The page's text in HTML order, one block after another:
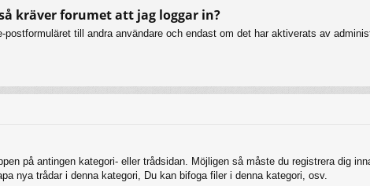
kräver forumet att jag loggar in?
till andra användare och endast om det har aktiverats av
på antingen kategori- eller trådsidan. Möjligen så måste du registrera dig
nya trådar i denna kategori, Du kan bifoga filer i denna kategori, osv.